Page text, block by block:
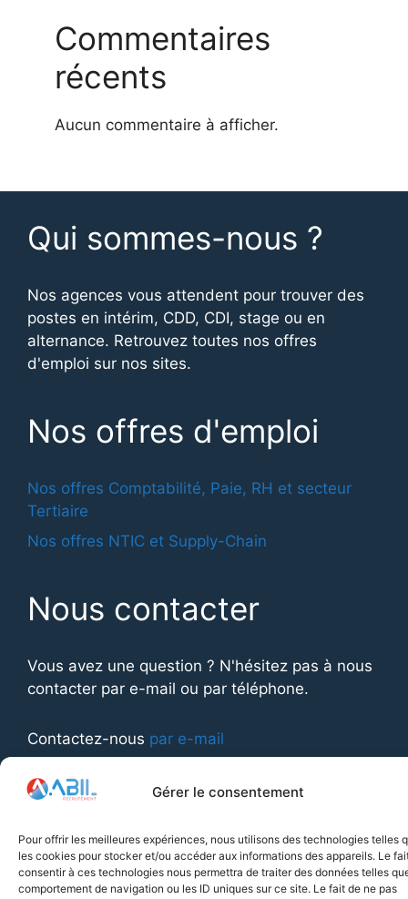
Gérer le consentement
Pour offrir les meilleures expériences, nous utilisons des technologies telles
les cookies pour stocker et/ou accéder aux informations des appareils. Le
consentir à ces technologies nous permettra de traiter des données telles
comportement de navigation ou les ID uniques sur ce site. Le fait de ne pas
Commentaires
récents
Aucun commentaire à afficher.
Qui sommes-nous ?
Nos agences vous attendent pour trouver des
postes en intérim, CDD, CDI, stage ou en
alternance. Retrouvez toutes nos offres
d'emploi sur nos sites.
Nos offres d'emploi
Nos offres Comptabilité, Paie, RH et secteur
Tertiaire
Nos offres NTIC et Supply-Chain
Nous contacter
Vous avez une question ? N'hésitez pas à nous
contacter par e-mail ou par téléphone.
Contactez-nous par e-mail
© 2026 ABIL Management• Construit avec
GeneratePress